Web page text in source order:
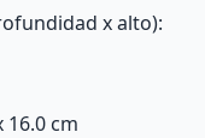
x alto):
16.0 cm